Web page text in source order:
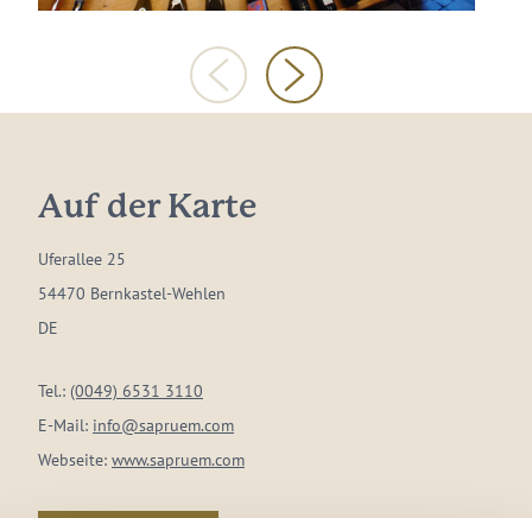
Auf der Karte
Uferallee 25
54470 Bernkastel-Wehlen
DE
Tel.: (0049) 6531 3110
E-Mail: info@sapruem.com
Webseite: www.sapruem.com